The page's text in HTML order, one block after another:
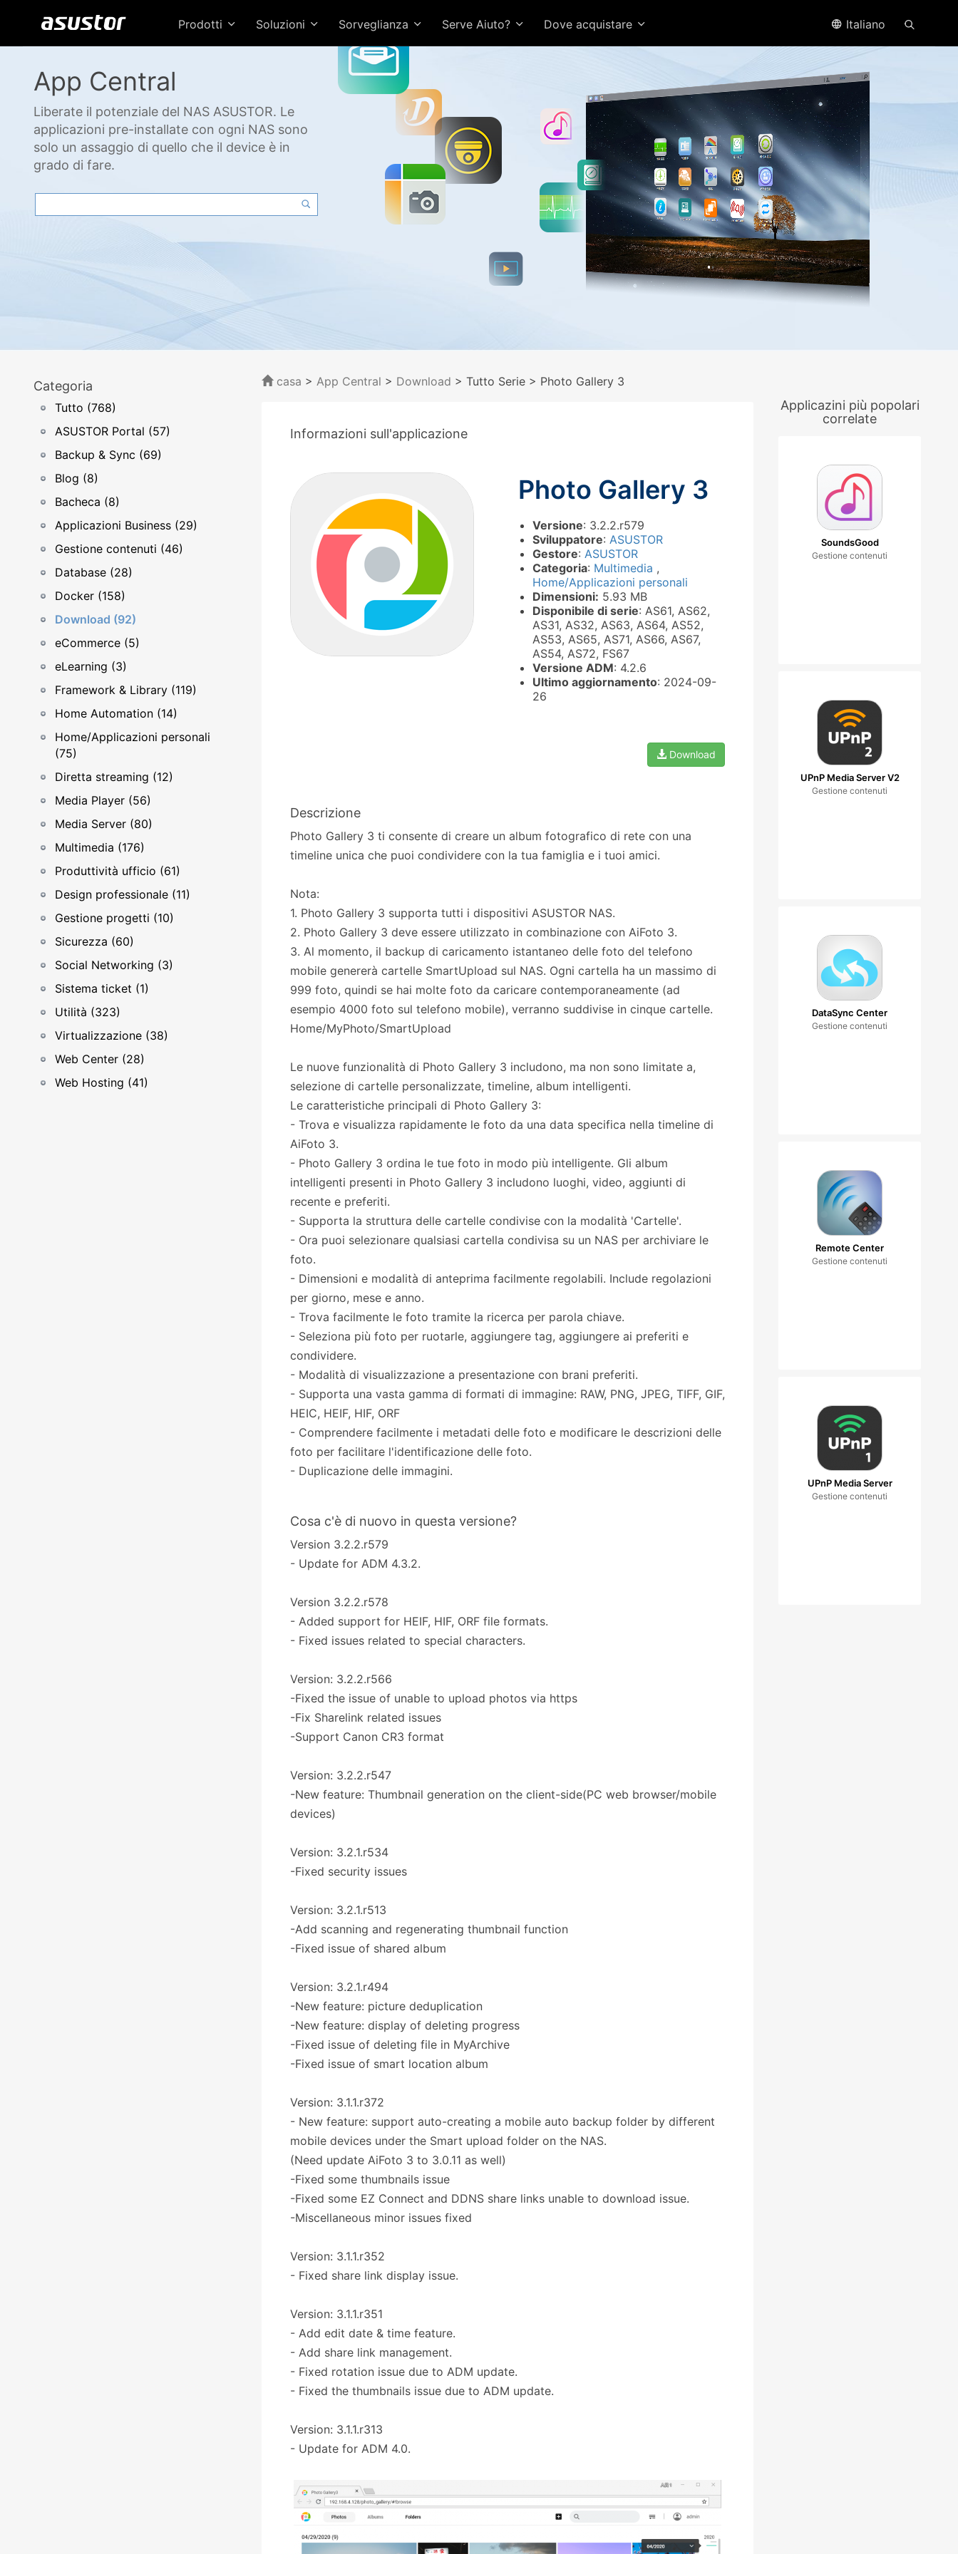
Prodotti Soluzioni Sorveglianza Serve Aiuto? Dove acquistare Italiano
App Central
Liberate il potenziale del NAS ASUSTOR. Le
applicazioni pre-installate con ogni NAS sono
solo un assaggio di quello che il device è in
grado di fare.
Categoria
Tutto (768)
ASUSTOR Portal (57)
Backup & Sync (69)
Blog (8)
Bacheca (8)
Applicazioni Business (29)
Gestione contenuti (46)
Database (28)
Docker (158)
Download (92)
eCommerce (5)
eLearning (3)
Framework & Library (119)
Home Automation (14)
Home/Applicazioni personali
(75)
Diretta streaming (12)
Media Player (56)
Media Server (80)
Multimedia (176)
Produttività ufficio (61)
Design professionale (11)
Gestione progetti (10)
Sicurezza (60)
Social Networking (3)
Sistema ticket (1)
Utilità (323)
Virtualizzazione (38)
Web Center (28)
Web Hosting (41)
casa > App Central > Download > Tutto Serie > Photo Gallery 3
Informazioni sull'applicazione
Photo Gallery 3
Versione: 3.2.2.r579
Sviluppatore: ASUSTOR
Gestore: ASUSTOR
Categoria: Multimedia ,
Home/Applicazioni personali
Dimensioni: 5.93 MB
Disponibile di serie: AS61, AS62,
AS31, AS32, AS63, AS64, AS52,
AS53, AS65, AS71, AS66, AS67,
AS54, AS72, FS67
Versione ADM: 4.2.6
Ultimo aggiornamento: 2024-09-
26
Download
Descrizione
Photo Gallery 3 ti consente di creare un album fotografico di rete con una
timeline unica che puoi condividere con la tua famiglia e i tuoi amici.
Nota:
1. Photo Gallery 3 supporta tutti i dispositivi ASUSTOR NAS.
2. Photo Gallery 3 deve essere utilizzato in combinazione con AiFoto 3.
3. Al momento, il backup di caricamento istantaneo delle foto del telefono
mobile genererà cartelle SmartUpload sul NAS. Ogni cartella ha un massimo di
999 foto, quindi se hai molte foto da caricare contemporaneamente (ad
esempio 4000 foto sul telefono mobile), verranno suddivise in cinque cartelle.
Home/MyPhoto/SmartUpload
Le nuove funzionalità di Photo Gallery 3 includono, ma non sono limitate a,
selezione di cartelle personalizzate, timeline, album intelligenti.
Le caratteristiche principali di Photo Gallery 3:
- Trova e visualizza rapidamente le foto da una data specifica nella timeline di
AiFoto 3.
- Photo Gallery 3 ordina le tue foto in modo più intelligente. Gli album
intelligenti presenti in Photo Gallery 3 includono luoghi, video, aggiunti di
recente e preferiti.
- Supporta la struttura delle cartelle condivise con la modalità 'Cartelle'.
- Ora puoi selezionare qualsiasi cartella condivisa su un NAS per archiviare le
foto.
- Dimensioni e modalità di anteprima facilmente regolabili. Include regolazioni
per giorno, mese e anno.
- Trova facilmente le foto tramite la ricerca per parola chiave.
- Seleziona più foto per ruotarle, aggiungere tag, aggiungere ai preferiti e
condividere.
- Modalità di visualizzazione a presentazione con brani preferiti.
- Supporta una vasta gamma di formati di immagine: RAW, PNG, JPEG, TIFF, GIF,
HEIC, HEIF, HIF, ORF
- Comprendere facilmente i metadati delle foto e modificare le descrizioni delle
foto per facilitare l'identificazione delle foto.
- Duplicazione delle immagini.
Cosa c'è di nuovo in questa versione?
Version 3.2.2.r579
- Update for ADM 4.3.2.
Version 3.2.2.r578
- Added support for HEIF, HIF, ORF file formats.
- Fixed issues related to special characters.
Version: 3.2.2.r566
-Fixed the issue of unable to upload photos via https
-Fix Sharelink related issues
-Support Canon CR3 format
Version: 3.2.2.r547
-New feature: Thumbnail generation on the client-side(PC web browser/mobile
devices)
Version: 3.2.1.r534
-Fixed security issues
Version: 3.2.1.r513
-Add scanning and regenerating thumbnail function
-Fixed issue of shared album
Version: 3.2.1.r494
-New feature: picture deduplication
-New feature: display of deleting progress
-Fixed issue of deleting file in MyArchive
-Fixed issue of smart location album
Version: 3.1.1.r372
- New feature: support auto-creating a mobile auto backup folder by different
mobile devices under the Smart upload folder on the NAS.
(Need update AiFoto 3 to 3.0.11 as well)
-Fixed some thumbnails issue
-Fixed some EZ Connect and DDNS share links unable to download issue.
-Miscellaneous minor issues fixed
Version: 3.1.1.r352
- Fixed share link display issue.
Version: 3.1.1.r351
- Add edit date & time feature.
- Add share link management.
- Fixed rotation issue due to ADM update.
- Fixed the thumbnails issue due to ADM update.
Version: 3.1.1.r313
- Update for ADM 4.0.
Applicazini più popolari
correlate
SoundsGood
Gestione contenuti
UPnP Media Server V2
Gestione contenuti
DataSync Center
Gestione contenuti
Remote Center
Gestione contenuti
UPnP Media Server
Gestione contenuti